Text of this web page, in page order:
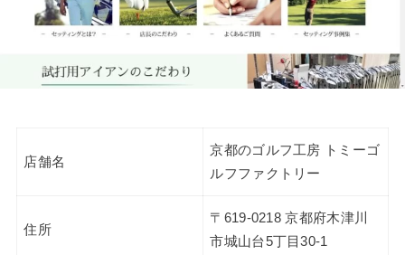
店舗名
京都のゴルフ工房 トミーゴ
ルフファクトリー
住所
〒619-0218 京都府木津川
市城山台5丁目30-1